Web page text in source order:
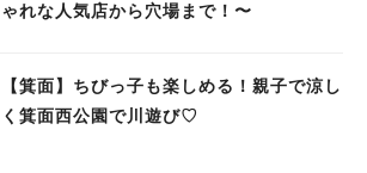
ゃれな人気店から穴場まで！〜
【箕面】ちびっ子も楽しめる！親子で涼し
く箕面西公園で川遊び♡